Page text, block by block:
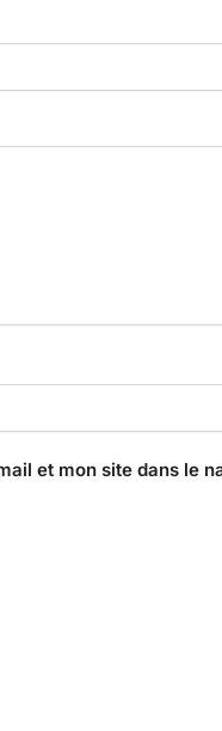
et mon site dans le